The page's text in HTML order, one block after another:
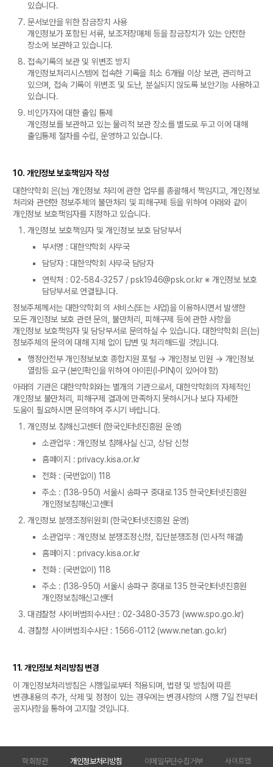
있습니다.
문서보안을 위한 잠금장치 사용
개인정보가 포함된 서류, 보조저장매체 등을 잠금장치가 있는 안전한
장소에 보관하고 있습니다.
접속기록의 보관 및 위변조 방지
개인정보처리시스템에 접속한 기록을 최소 6개월 이상 보관, 관리하고
있으며, 접속 기록이 위변조 및 도난, 분실되지 않도록 보안기능 사용하고
있습니다.
비인가자에 대한 출입 통제
개인정보를 보관하고 있는 물리적 보관 장소를 별도로 두고 이에 대해
출입통제 절차를 수립, 운영하고 있습니다.
10. 개인정보 보호책임자 작성
대한약학회 은(는) 개인정보 처리에 관한 업무를 총괄해서 책임지고, 개인정보
처리와 관련한 정보주체의 불만처리 및 피해구제 등을 위하여 아래와 같이
개인정보 보호책임자를 지정하고 있습니다.
개인정보 보호책임자 및 개인정보 보호 담당부서
부서명 : 대한약학회 사무국
담당자 : 대한약학회 사무국 담당자
연락처 : 02-584-3257 / psk1946@psk.or.kr ※ 개인정보 보호
담당부서로 연결됩니다.
정보주체께서는 대한약학회 의 서비스(또는 사업)을 이용하시면서 발생한
모든 개인정보 보호 관련 문의, 불만처리, 피해구제 등에 관한 사항을
개인정보 보호책임자 및 담당부서로 문의하실 수 있습니다. 대한약학회 은(는)
정보주체의 문의에 대해 지체 없이 답변 및 처리해드릴 것입니다.
행정안전부 개인정보보호 종합지원 포털 → 개인정보 민원 → 개인정보
열람등 요구 (본인확인을 위하여 아이핀(I-PIN)이 있어야 함)
아래의 기관은 대한약학회와는 별개의 기관으로서, 대한약학회의 자체적인
개인정보 불만처리, 피해구제 결과에 만족하지 못하시거나 보다 자세한
도움이 필요하시면 문의하여 주시기 바랍니다.
개인정보 침해신고센터 (한국인터넷진흥원 운영)
소관업무 : 개인정보 침해사실 신고, 상담 신청
홈페이지 : privacy.kisa.or.kr
전화 : (국번없이) 118
주소 : (138-950) 서울시 송파구 중대로 135 한국인터넷진흥원
개인정보침해신고센터
개인정보 분쟁조정위원회 (한국인터넷진흥원 운영)
소관업무 : 개인정보 분쟁조정신청, 집단분쟁조정 (민사적 해결)
홈페이지 : privacy.kisa.or.kr
전화 : (국번없이) 118
주소 : (138-950) 서울시 송파구 중대로 135 한국인터넷진흥원
개인정보침해신고센터
대검찰청 사이버범죄수사단 : 02-3480-3573 (www.spo.go.kr)
경찰청 사이버범죄수사단 : 1566-0112 (www.netan.go.kr)
11. 개인정보 처리방침 변경
이 개인정보처리방침은 시행일로부터 적용되며, 법령 및 방침에 따른
변경내용의 추가, 삭제 및 정정이 있는 경우에는 변경사항의 시행 7일 전부터
공지사항을 통하여 고지할 것입니다.
학회정관 개인정보처리방침 이메일무단수집거부 사이트맵